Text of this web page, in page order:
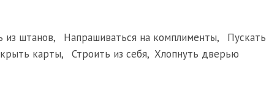
из штанов, Напрашиваться на комплименты, Пускать
карты, Строить из себя, Хлопнуть дверью